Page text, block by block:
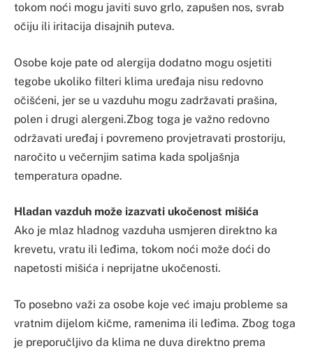
tokom noći mogu javiti suvo grlo, zapušen nos, svrab
očiju ili iritacija disajnih puteva.
Osobe koje pate od alergija dodatno mogu osjetiti
tegobe ukoliko filteri klima uređaja nisu redovno
očišćeni, jer se u vazduhu mogu zadržavati prašina,
polen i drugi alergeni.Zbog toga je važno redovno
održavati uređaj i povremeno provjetravati prostoriju,
naročito u večernjim satima kada spoljašnja
temperatura opadne.
Hladan vazduh može izazvati ukočenost mišića
Ako je mlaz hladnog vazduha usmjeren direktno ka
krevetu, vratu ili leđima, tokom noći može doći do
napetosti mišića i neprijatne ukočenosti.
To posebno važi za osobe koje već imaju probleme sa
vratnim dijelom kičme, ramenima ili leđima. Zbog toga
je preporučljivo da klima ne duva direktno prema